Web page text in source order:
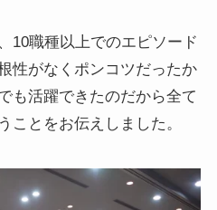
10職種以上でのエピソード
性がなくポンコツだったか
も活躍できたのだから全て
ことをお伝えしました。